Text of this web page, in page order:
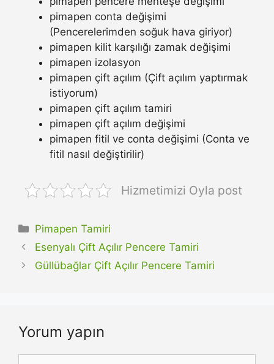
pimapen conta değişimi
(Pencerelerimden soğuk hava giriyor)
pimapen kilit karşılığı zamak değişimi
pimapen izolasyon
pimapen çift açılım (Çift açılım yaptırmak
istiyorum)
pimapen çift açılım tamiri
pimapen çift açılım değişimi
pimapen fitil ve conta değişimi (Conta ve
fitil nasıl değiştirilir)
Hizmetimizi Oyla post
Kategoriler
Pimapen Tamiri
Esenyalı Çift Açılır Pencere Tamiri
Güllübağlar Çift Açılır Pencere Tamiri
Yorum yapın